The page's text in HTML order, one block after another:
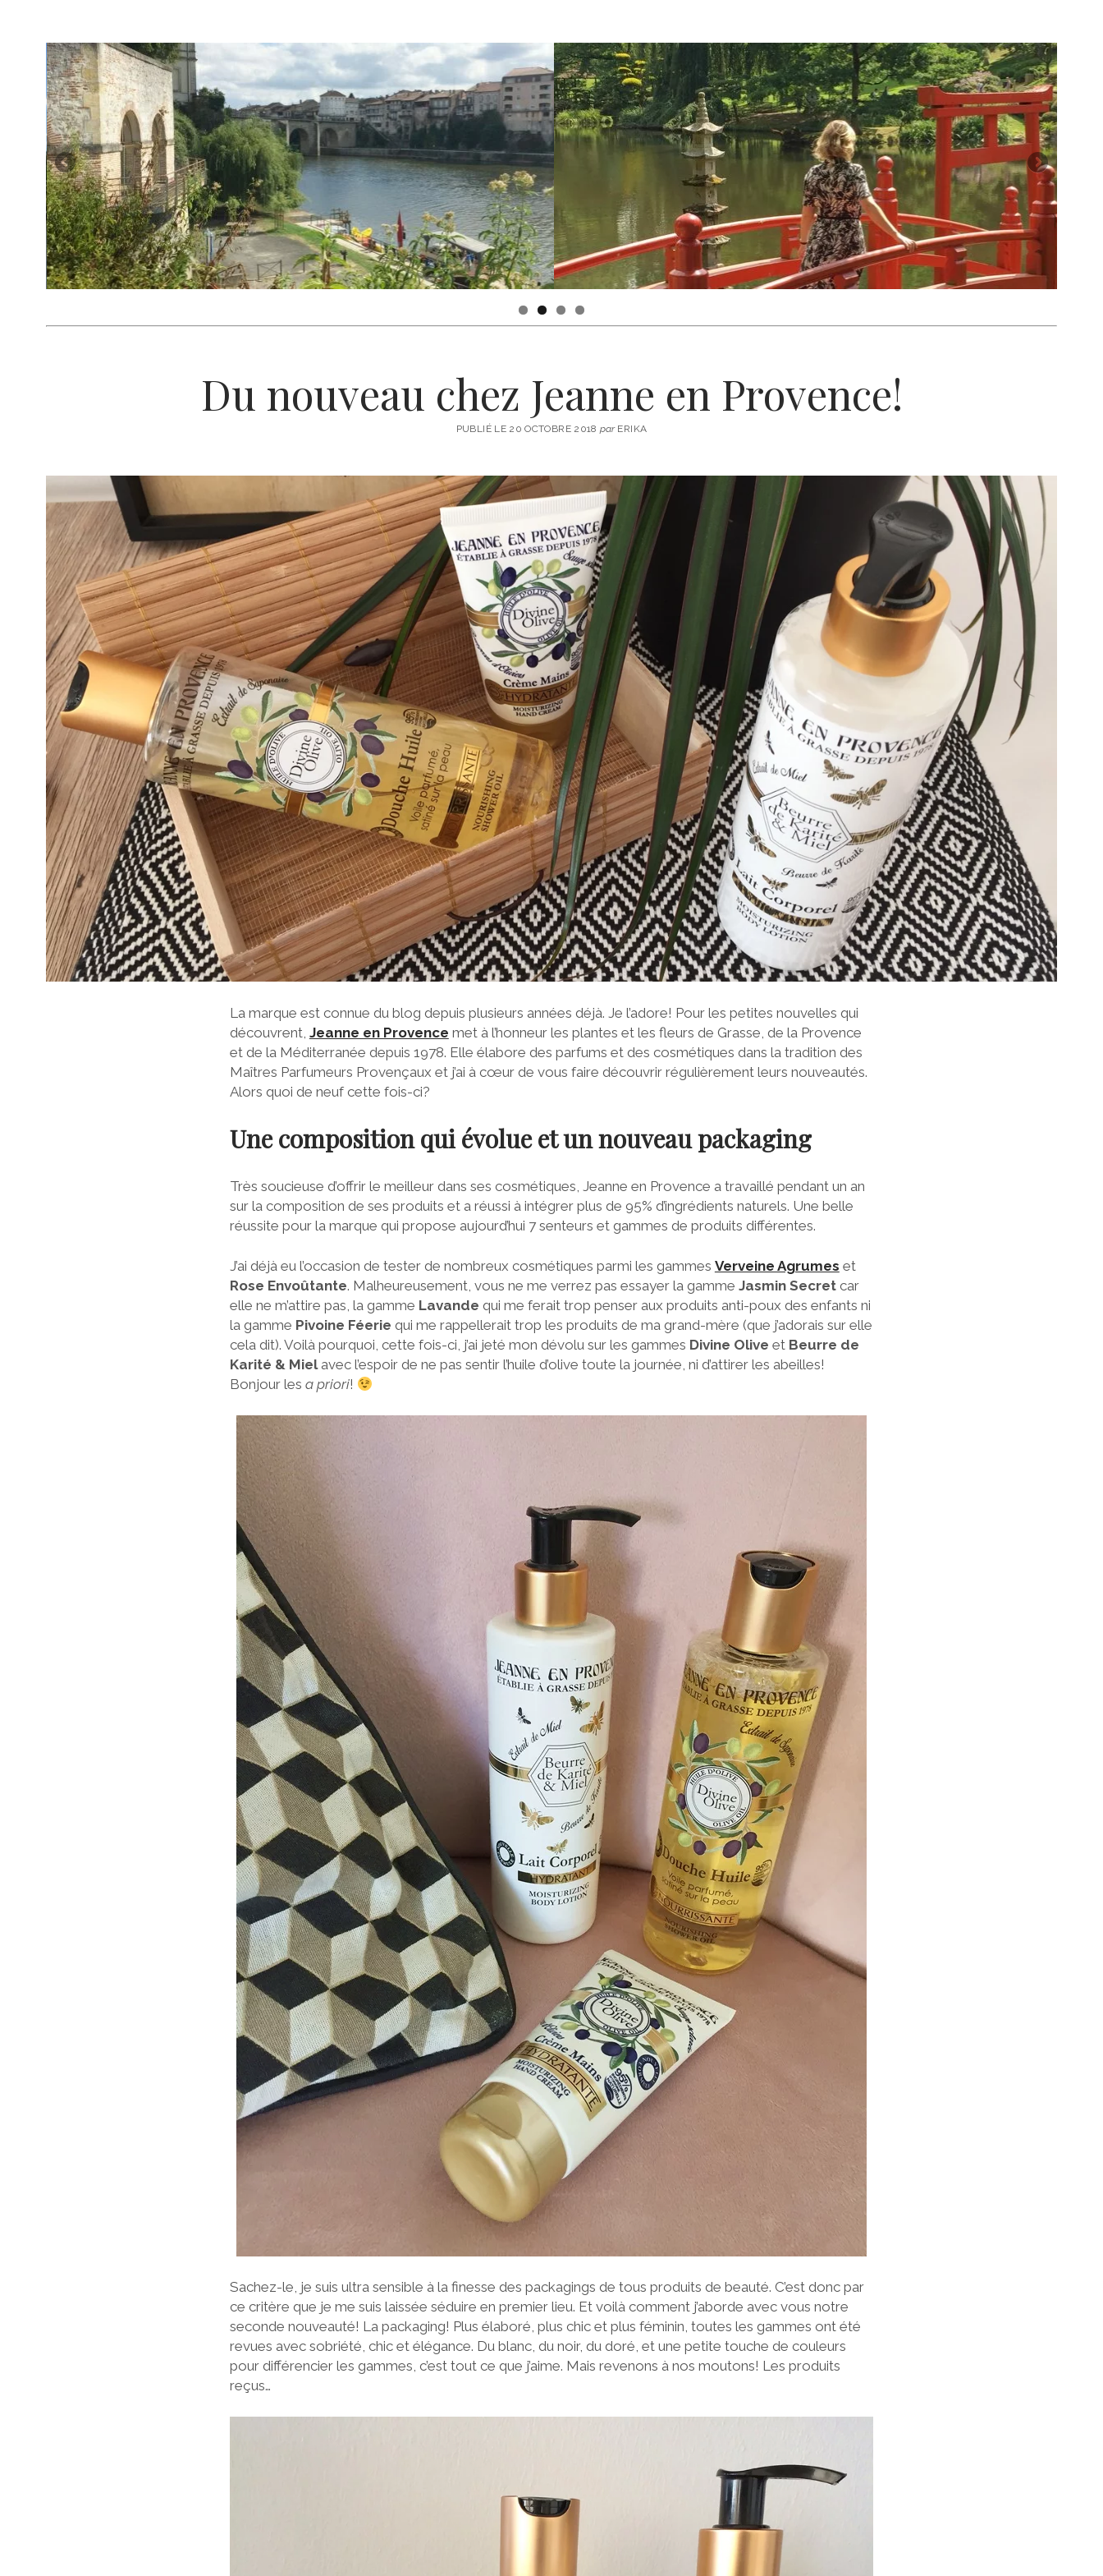
Du nouveau chez Jeanne en Provence!
PUBLIÉ LE 20 OCTOBRE 2018parERIKA
La marque est connue du blog depuis plusieurs années déjà. Je l’adore! Pour les petites nouvelles qui
découvrent, Jeanne en Provence met à l’honneur les plantes et les fleurs de Grasse, de la Provence
et de la Méditerranée depuis 1978. Elle élabore des parfums et des cosmétiques dans la tradition des
Maîtres Parfumeurs Provençaux et j’ai à cœur de vous faire découvrir régulièrement leurs nouveautés.
Alors quoi de neuf cette fois-ci?
Une composition qui évolue et un nouveau packaging
Très soucieuse d’offrir le meilleur dans ses cosmétiques, Jeanne en Provence a travaillé pendant un an
sur la composition de ses produits et a réussi à intégrer plus de 95% d’ingrédients naturels. Une belle
réussite pour la marque qui propose aujourd’hui 7 senteurs et gammes de produits différentes.
J’ai déjà eu l’occasion de tester de nombreux cosmétiques parmi les gammes Verveine Agrumes et
Rose Envoûtante. Malheureusement, vous ne me verrez pas essayer la gamme Jasmin Secretcar
elle ne m’attire pas, la gamme Lavande qui me ferait trop penser aux produits anti-poux des enfants ni
la gamme Pivoine Féerie qui me rappellerait trop les produits de ma grand-mère (que j’adorais sur elle
cela dit). Voilà pourquoi, cette fois-ci, j’ai jeté mon dévolu sur les gammes Divine Olive et Beurre de
Karité & Mielavec l’espoir de ne pas sentir l’huile d’olive toute la journée, ni d’attirer les abeilles!
Bonjour les a priori!
Sachez-le, je suis ultra sensible à la finesse des packagings de tous produits de beauté. C’est donc par
ce critère que je me suis laissée séduire en premier lieu. Et voilà comment j’aborde avec vous notre
seconde nouveauté! La packaging! Plus élaboré, plus chic et plus féminin, toutes les gammes ont été
revues avec sobriété, chic et élégance. Du blanc, du noir, du doré, et une petite touche de couleurs
pour différencier les gammes, c’est tout ce que j’aime. Mais revenons à nos moutons! Les produits
reçus…